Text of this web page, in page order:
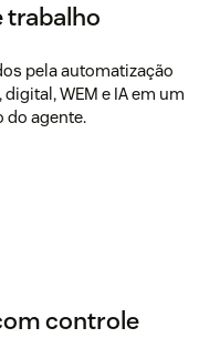
trabalho
pela automatização
WEM e IA em um
do agente.
controle